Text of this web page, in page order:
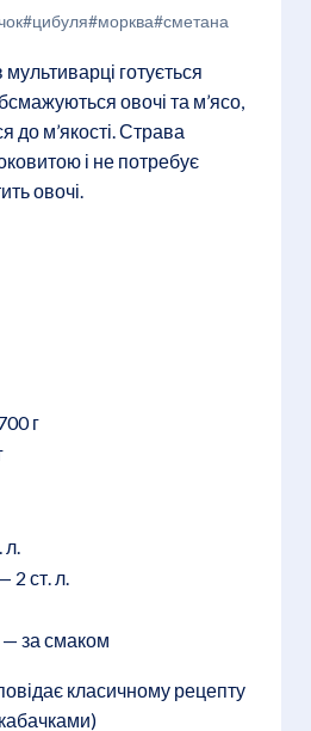
#цибуля#морква#сметана
готується
овочі та м’ясо,
до м’якості. Страва
і не потребує
овочі.
г
л.
2 ст. л.
— за смаком
класичному рецепту